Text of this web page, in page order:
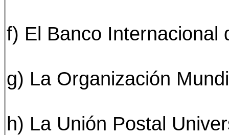
f) El Banco Internacional
g) La Organización
h) La Unión Postal